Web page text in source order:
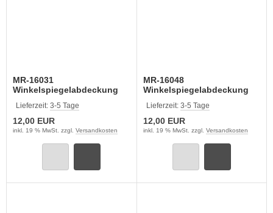
MR-16031
Winkelspiegelabdeckung
Lieferzeit: 3-5 Tage
12,00 EUR
inkl. 19 % MwSt. zzgl. Versandkosten
MR-16048
Winkelspiegelabdeckung
Lieferzeit: 3-5 Tage
12,00 EUR
inkl. 19 % MwSt. zzgl. Versandkosten